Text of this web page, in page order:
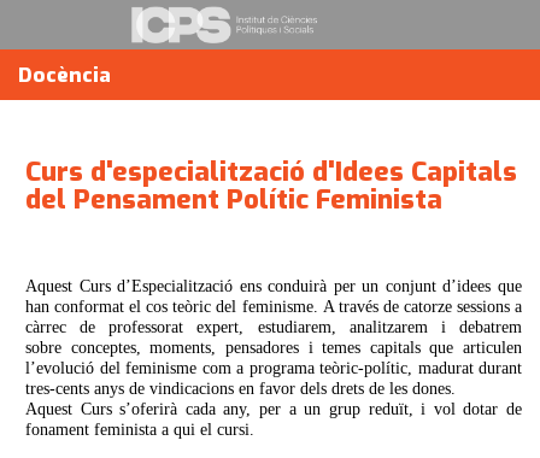
Docència
Curs d'especialització d'Idees Capitals
del Pensament Polític Feminista
Aquest Curs d’Especialització ens conduirà per un conjunt d’idees que
han conformat el cos teòric del feminisme. A través de catorze sessions a
càrrec de professorat expert, estudiarem, analitzarem i debatrem
sobre conceptes, moments, pensadores i temes capitals que articulen
l’evolució del feminisme com a programa teòric-polític, madurat durant
tres-cents anys de vindicacions en favor dels drets de les dones.
Aquest Curs s’oferirà cada any, per a un grup reduït, i vol dotar de
fonament feminista a qui el cursi.